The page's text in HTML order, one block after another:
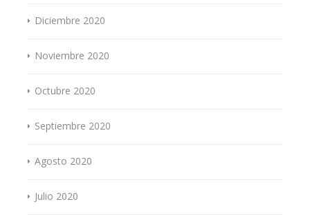
Diciembre 2020
Noviembre 2020
Octubre 2020
Septiembre 2020
Agosto 2020
Julio 2020